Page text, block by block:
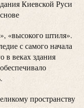
Киевской Руси
«высокого штиля».
с самого начала
в веках здания
пространству